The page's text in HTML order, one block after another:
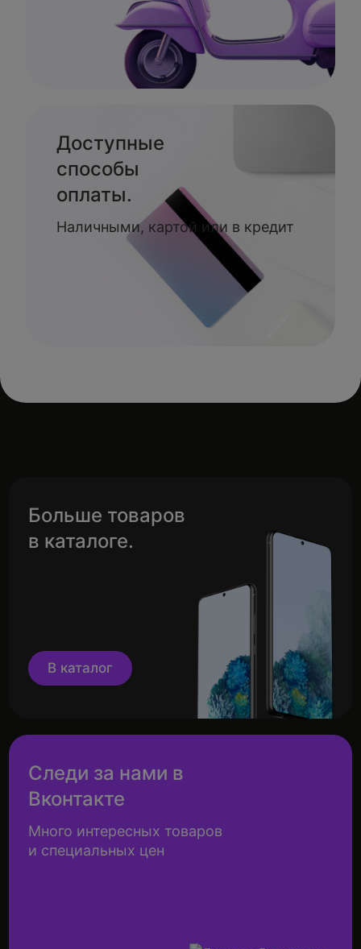
Доступные
способы
оплаты.
Наличными, картой или в кредит
Больше товаров
в каталоге.
В каталог
Следи за нами в
Вконтакте
Много интересных товаров
и специальных цен